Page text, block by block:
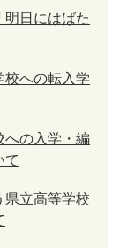
明日にはばた
校への転入学
への入学・編
て
県立高等学校